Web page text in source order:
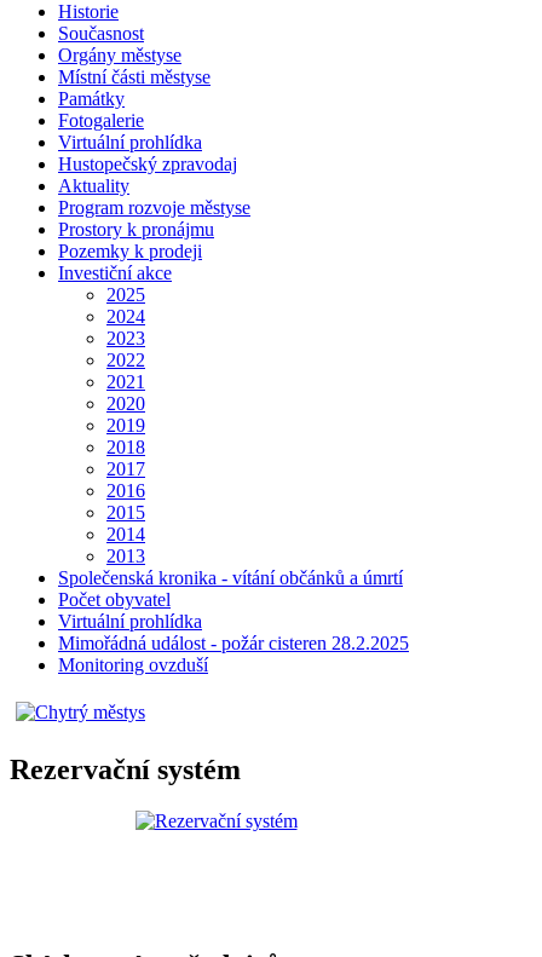
Historie
Současnost
Orgány městyse
Místní části městyse
Památky
Fotogalerie
Virtuální prohlídka
Hustopečský zpravodaj
Aktuality
Program rozvoje městyse
Prostory k pronájmu
Pozemky k prodeji
Investiční akce
2025
2024
2023
2022
2021
2020
2019
2018
2017
2016
2015
2014
2013
Společenská kronika - vítání občánků a úmrtí
Počet obyvatel
Virtuální prohlídka
Mimořádná událost - požár cisteren 28.2.2025
Monitoring ovzduší
Rezervační systém